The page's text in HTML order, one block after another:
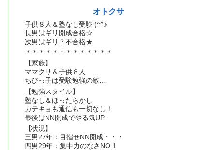
オトクサ
子供８人＆塾なし受験 (^^♪
長男はギリ開成合格☆
次男はギリ？不合格★
＊＊＊＊＊＊＊＊＊＊＊＊＊
【家族】
ママクサ＆子供８人
ちびっ子は受験勉強の敵…
【勉強スタイル】
塾なし＆ほったらかし
カテキョも通信も一切なし！
最後はNN開成でやる気UP！
【状況】
三男27年：目指せNN開成・・・
四男29年：集中力のなさNO.1